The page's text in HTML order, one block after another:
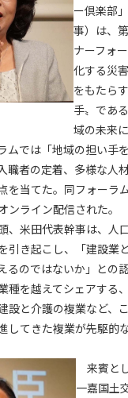
会社概要 お問い合わせ
会員規約
ー倶楽部
事）は、
ナーフォ
化する災
をもたら
手〟であ
域の未来
ムでは「地域の担い手
職者の定着、多様な人
を当てた。同フォーラ
ンライン配信された。
、米田代表幹事は、人
引き起こし、「建設業
るのではないか」との
種を越えてシェアする
設と介護の複業など、
してきた複業が先駆的
来賓と
一嘉国土
更）
了承を得ることなく、随
容は、建設資料館WEB上
了承したものとみなしま
よび資格の取り消し）
を承諾の上、所定の会員
を承認した者をいいます。
と登録）
より審査の結果、会員申
に該当することがわかっ
を承認しないことがあり
した者が実在しなかった
た場合/li>
際、申告事項に虚偽があ
理者所定の手続き通り
た場合
会員とすることを不適当
であっても承認した会員
明した場合、会員資格を